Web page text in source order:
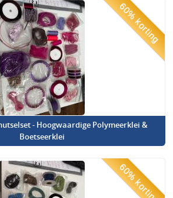
60% korting
- Hoogwaardige Polymeerklei &
Boetseerklei
60% korting